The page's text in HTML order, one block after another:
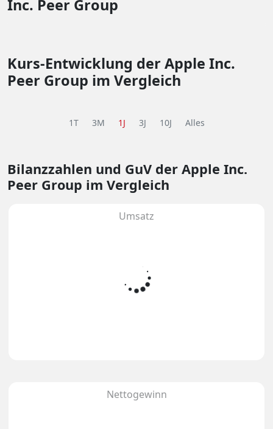
Inc. Peer Group
Kurs-Entwicklung der Apple Inc.
Peer Group im Vergleich
1T 3M 1J 3J 10J Alles
Bilanzzahlen und GuV der Apple Inc.
Peer Group im Vergleich
Umsatz
Nettogewinn